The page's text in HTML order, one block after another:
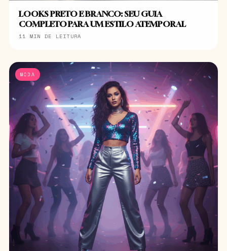
LOOKS PRETO E BRANCO: SEU GUIA
COMPLETO PARA UM ESTILO ATEMPORAL
11 MIN DE LEITURA
MODA